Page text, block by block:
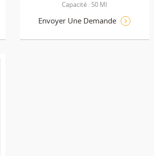
Capacité : 50 Ml
Envoyer Une Demande